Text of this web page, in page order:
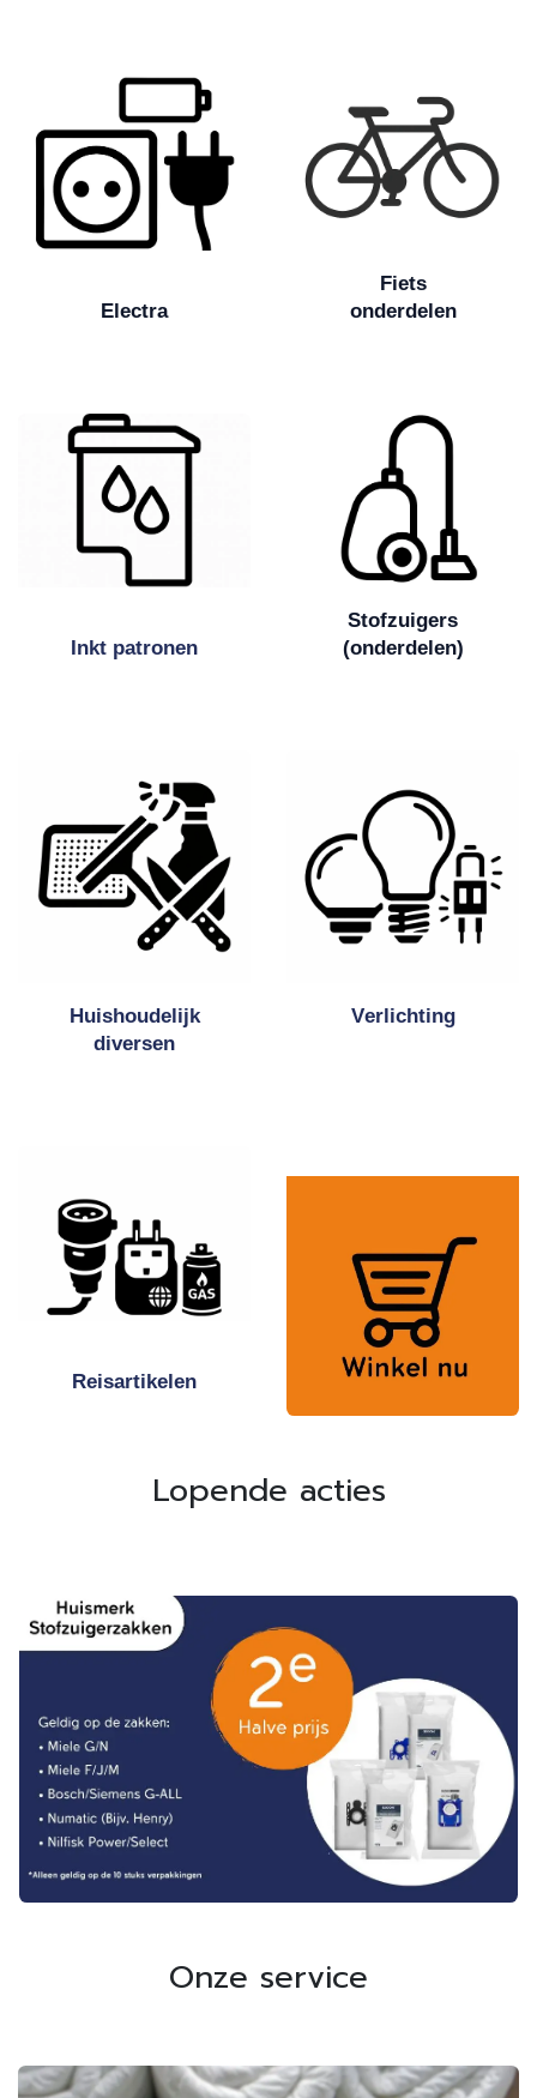
Inkt patronen
Electra
Stofzuigers
(onderdelen)
Fiets
onderdelen
Verlichting
Reisartikelen
Huishoudelijk
diversen
Lopende acties
Onze service